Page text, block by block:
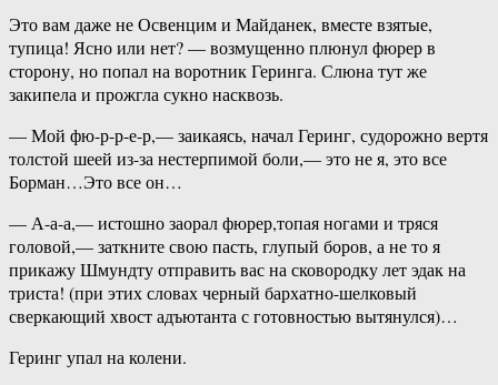
Это вам даже не Освенцим и Майданек, вместе взятые,
тупица! Ясно или нет? — возмущенно плюнул фюрер в
сторону, но попал на воротник Геринга. Слюна тут же
закипела и прожгла сукно насквозь.
— Мой фю-р-р-е-р,— заикаясь, начал Геринг, судорожно вертя
толстой шеей из-за нестерпимой боли,— это не я, это все
Борман…Это все он…
— А-а-а,— истошно заорал фюрер,топая ногами и тряся
головой,— заткните свою пасть, глупый боров, а не то я
прикажу Шмундту отправить вас на сковородку лет эдак на
триста! (при этих словах черный бархатно-шелковый
сверкающий хвост адъютанта с готовностью вытянулся)…
Геринг упал на колени.